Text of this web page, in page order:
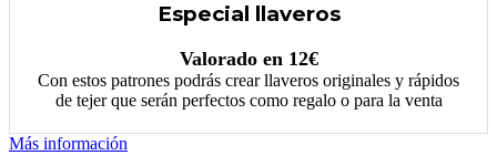
Especial llaveros
Valorado en 12€
Con estos patrones podrás crear llaveros originales y rápidos
de tejer que serán perfectos como regalo o para la venta
Más información